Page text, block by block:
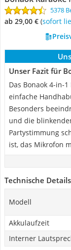
5378
ab 29,00 € ( Sofort
Unser Fazit für
Das Bonaok 4-in-
einfache
Besonders
und die
Partystimmung
ist, das Mikrofon
Technische Details
Modell
Akkulaufzeit
Interner